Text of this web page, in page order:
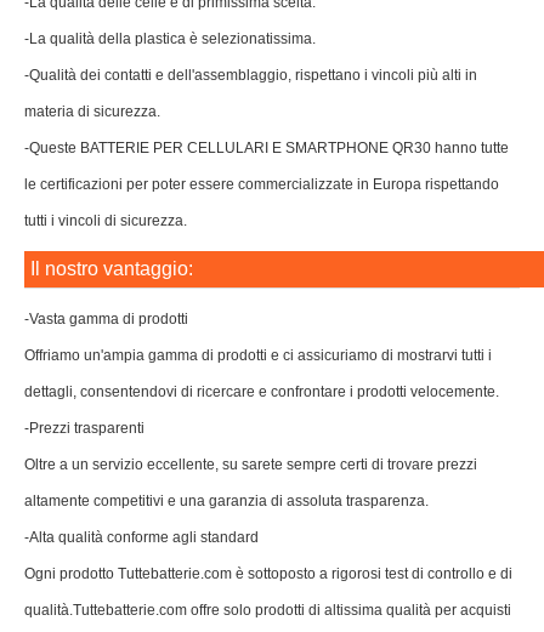
-La qualità della plastica è selezionatissima.
-Qualità dei contatti e dell'assemblaggio, rispettano i vincoli più alti in
materia di sicurezza.
-Queste BATTERIE PER CELLULARI E SMARTPHONE QR30 hanno tutte
le certificazioni per poter essere commercializzate in Europa rispettando
tutti i vincoli di sicurezza.
Il nostro vantaggio:
-Vasta gamma di prodotti
Offriamo un'ampia gamma di prodotti e ci assicuriamo di mostrarvi tutti i
dettagli, consentendovi di ricercare e confrontare i prodotti velocemente.
-Prezzi trasparenti
Oltre a un servizio eccellente, su sarete sempre certi di trovare prezzi
altamente competitivi e una garanzia di assoluta trasparenza.
-Alta qualità conforme agli standard
Ogni prodotto Tuttebatterie.com è sottoposto a rigorosi test di controllo e di
qualità.Tuttebatterie.com offre solo prodotti di altissima qualità per acquisti